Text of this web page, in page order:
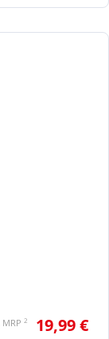
MRP 2 19,99 €